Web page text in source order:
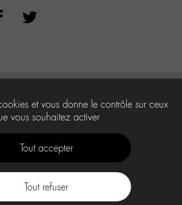
et vous donne le contrôle sur ceux
vous souhaitez activer
Tout accepter
Tout refuser